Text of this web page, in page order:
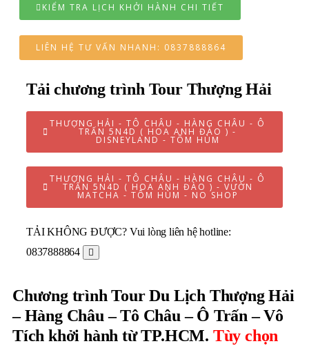
KIỂM TRA LỊCH KHỞI HÀNH CHI TIẾT
LIÊN HỆ TƯ VẤN NHANH: 0837888864
Tải chương trình Tour Thượng Hải
THƯỢNG HẢI - TÔ CHÂU - HÀNG CHÂU - Ô
TRẤN 5N4D ( HOA ANH ĐÀO ) -
DISNEYLAND - TÔM HÙM
THƯỢNG HẢI - TÔ CHÂU - HÀNG CHÂU - Ô
TRẤN 5N4D ( HOA ANH ĐÀO ) - VƯỜN
MATCHA - TÔM HÙM - NO SHOP
TẢI KHÔNG ĐƯỢC? Vui lòng liên hệ hotline:
0837888864
Chương trình Tour Du Lịch Thượng Hải
– Hàng Châu – Tô Châu – Ô Trấn – Vô
Tích khởi hành từ TP.HCM. Tùy chọn